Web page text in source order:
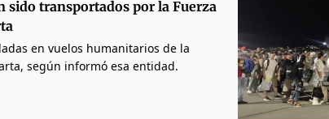
sido transportados por la Fuerza
en vuelos humanitarios de la
según informó esa entidad.